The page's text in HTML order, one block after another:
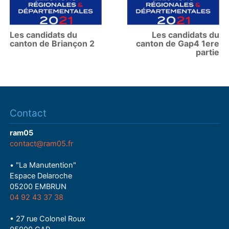
Les candidats du
canton de Briançon 2
Les candidats du
canton de Gap4 1ere
partie
Contact
ram05
contact@ram05.fr
• "La Manutention"
Espace Delaroche
05200 EMBRUN
04 92 43 37 38
• 27 rue Colonel Roux